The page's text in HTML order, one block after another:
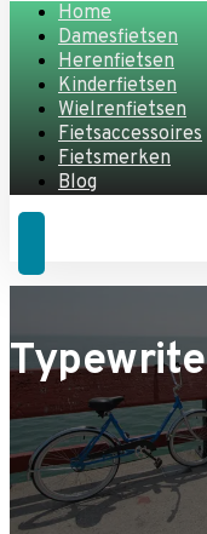
Home
Damesfietsen
Herenfietsen
Kinderfietsen
Wielrenfietsen
Fietsaccessoires
Fietsmerken
Blog